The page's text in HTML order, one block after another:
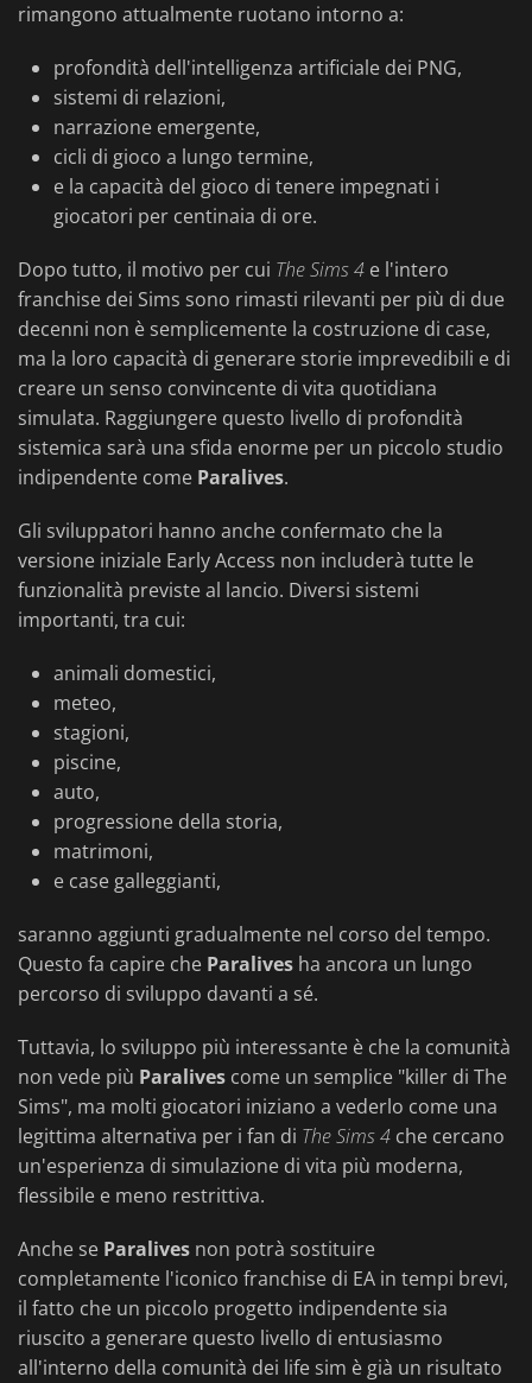
rimangono attualmente ruotano intorno a:
profondità dell'intelligenza artificiale dei PNG,
sistemi di relazioni,
narrazione emergente,
cicli di gioco a lungo termine,
e la capacità del gioco di tenere impegnati i
giocatori per centinaia di ore.
Dopo tutto, il motivo per cui The Sims 4 e l'intero
franchise dei Sims sono rimasti rilevanti per più di due
decenni non è semplicemente la costruzione di case,
ma la loro capacità di generare storie imprevedibili e di
creare un senso convincente di vita quotidiana
simulata. Raggiungere questo livello di profondità
sistemica sarà una sfida enorme per un piccolo studio
indipendente come Paralives.
Gli sviluppatori hanno anche confermato che la
versione iniziale Early Access non includerà tutte le
funzionalità previste al lancio. Diversi sistemi
importanti, tra cui:
animali domestici,
meteo,
stagioni,
piscine,
auto,
progressione della storia,
matrimoni,
e case galleggianti,
saranno aggiunti gradualmente nel corso del tempo.
Questo fa capire che Paralives ha ancora un lungo
percorso di sviluppo davanti a sé.
Tuttavia, lo sviluppo più interessante è che la comunità
non vede più Paralives come un semplice "killer di The
Sims", ma molti giocatori iniziano a vederlo come una
legittima alternativa per i fan di The Sims 4 che cercano
un'esperienza di simulazione di vita più moderna,
flessibile e meno restrittiva.
Anche se Paralives non potrà sostituire
completamente l'iconico franchise di EA in tempi brevi,
il fatto che un piccolo progetto indipendente sia
riuscito a generare questo livello di entusiasmo
all'interno della comunità dei life sim è già un risultato